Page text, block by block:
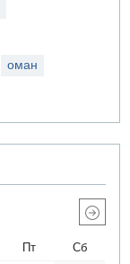
оман
Пт Сб